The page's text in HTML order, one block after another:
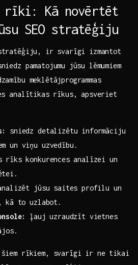
rīki: Kā novērtēt
SEO stratēģiju
‌stratēģiju, ir svarīgi izmantot‌
pamatojumu ⁣jūsu lēmumiem
meklētājprogrammas
analītikas rīkus, apsveriet
sniedz ​detalizētu informāciju
un viņu uzvedību.
rīks​ konkurences ⁢analīzei un
jūsu saites profilu un
kā ⁤to uzlabot.
‌ļauj uzraudzīt vietnes‌
šiem rīkiem, svarīgi ir ne tikai